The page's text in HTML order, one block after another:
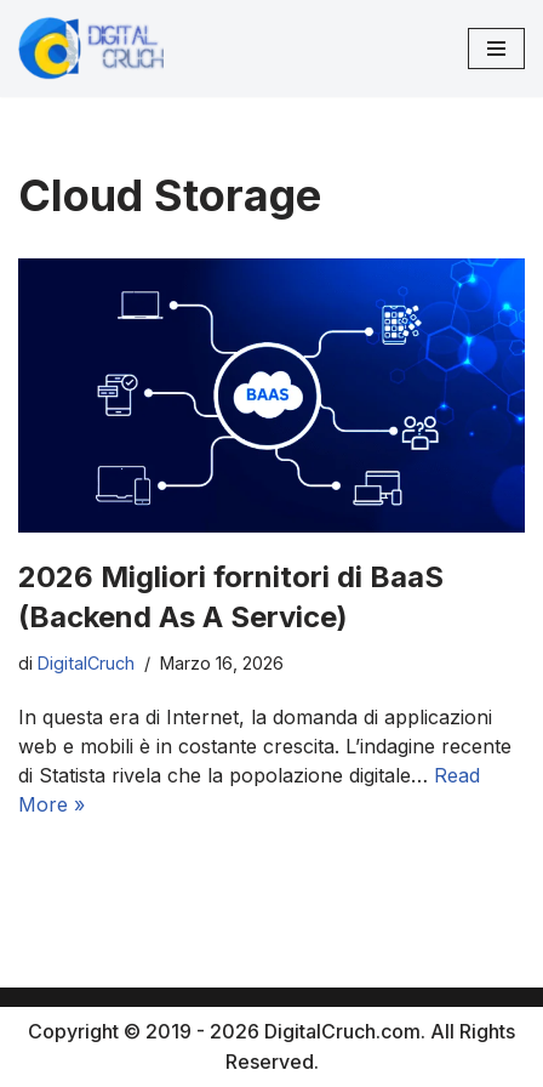
Vai
Cloud Storage
2026 Migliori fornitori di BaaS
(Backend As A Service)
di DigitalCruch Marzo 16, 2026
In questa era di Internet, la domanda di applicazioni
web e mobili è in costante crescita. L’indagine recente
di Statista rivela che la popolazione digitale… Read
More »
Copyright © 2019 - 2026 DigitalCruch.com. All Rights
Reserved.